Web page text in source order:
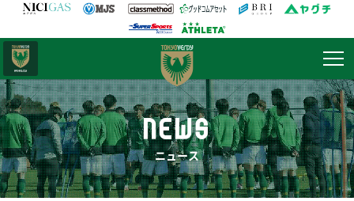
NEWS
ニュース